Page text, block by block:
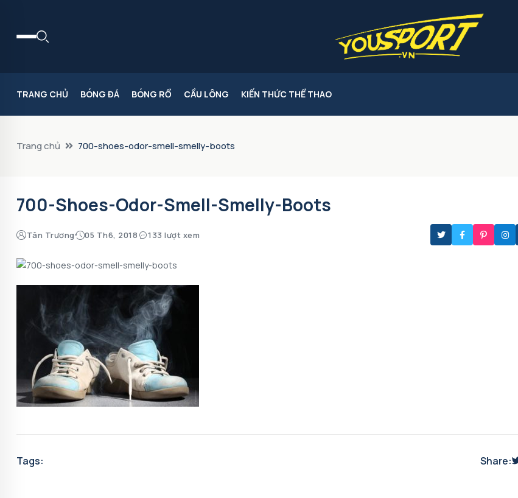
TRANG CHỦ BÓNG ĐÁ BÓNG RỔ CẦU LÔNG KIẾN THỨC THỂ THAO
Trang chủ 700-shoes-odor-smell-smelly-boots
700-Shoes-Odor-Smell-Smelly-Boots
Tân Trương 05 Th6, 2018 133 lượt xem
Tags: Share: